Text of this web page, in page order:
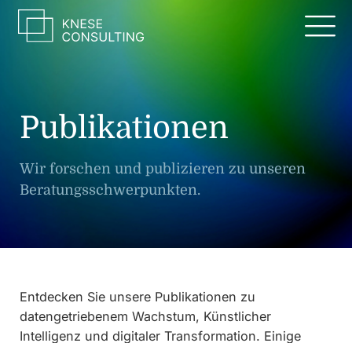
Zum
Inhalt
Publikationen
Wir forschen und publizieren zu unseren
Beratungsschwerpunkten.
Entdecken Sie unsere Publikationen zu
datengetriebenem Wachstum, Künstlicher
Intelligenz und digitaler Transformation. Einige